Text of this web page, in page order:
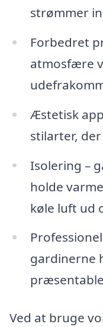
strømmer
Forbedret
atmosfære
Æstetisk
stilarter,
Isolering –
holde
køle luft ud
gardinerne
Ved at bruge